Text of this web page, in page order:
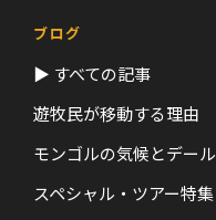
ブログ
▶ すべての記事
遊牧民が移動する理由
モンゴルの気候とデール
スペシャル・ツアー特集